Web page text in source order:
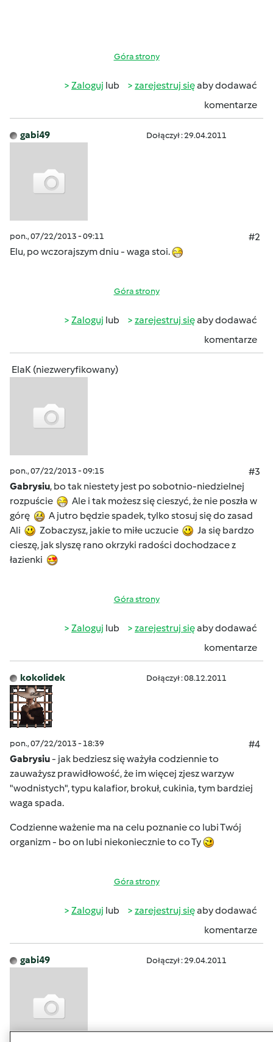
Góra strony
Zaloguj lub zarejestruj sięaby dodawać
komentarze
gabi49 Dołączył : 29.04.2011
pon., 07/22/2013 - 09:11
#2
Elu, po wczorajszym dniu - waga stoi.
Góra strony
Zaloguj lub zarejestruj sięaby dodawać
komentarze
ElaK (niezweryfikowany)
pon., 07/22/2013 - 09:15
#3
Gabrysiu, bo tak niestety jest po sobotnio-niedzielnej
rozpuście
Ale i tak możesz się cieszyć, że nie poszła w
górę
A jutro będzie spadek, tylko stosuj się do zasad
Ali
Zobaczysz, jakie to miłe uczucie
Ja się bardzo
cieszę, jak slyszę rano okrzyki radości dochodzace z
łazienki
Góra strony
Zaloguj lub zarejestruj sięaby dodawać
komentarze
kokolidek Dołączył : 08.12.2011
pon., 07/22/2013 - 18:39
#4
Gabrysiu- jak bedziesz się ważyła codziennie to
zauważysz prawidłowość, że im więcej zjesz warzyw
"wodnistych", typu kalafior, brokuł, cukinia, tym bardziej
waga spada.
Codzienne ważenie ma na celu poznanie co lubi Twój
organizm - bo on lubi niekoniecznie to co Ty
Góra strony
Zaloguj lub zarejestruj sięaby dodawać
komentarze
gabi49 Dołączył : 29.04.2011